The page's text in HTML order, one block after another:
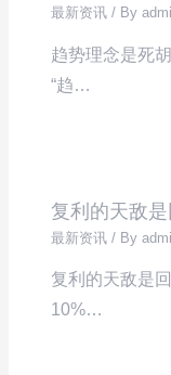
最新资讯 / By
趋势理念是死
“趋…
复利的天敌
最新资讯 / By
复利的天敌是
10%…